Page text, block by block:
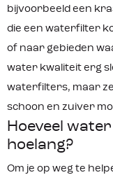
bijvoorbeeld een
die een waterfilter
of naar gebieden
water kwaliteit erg
waterfilters, maar ze
schoon en zuiver
Hoeveel
hoelang?
Om je op weg te